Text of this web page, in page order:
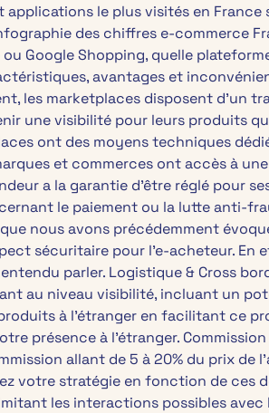
le plus visités en
des chiffres e-commerce
Google Shopping, quelle
avantages et
les marketplaces disposent d’un
une visibilité pour leurs produits
ont des moyens techniques
et commerces ont accès à
a la garantie d’être réglé pour
le paiement ou la lutte anti-
nous avons précédemment
sécuritaire pour l’e-acheteur. En
parler. Logistique & Cross
au niveau visibilité, incluant un
à l’étranger en facilitant ce
présence à l’étranger.
allant de 5 à 20% du prix de
votre stratégie en fonction de ces
les interactions possibles